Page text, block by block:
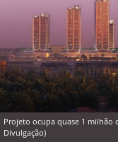
Projeto ocupa quase 1 milhão
Divulgação)